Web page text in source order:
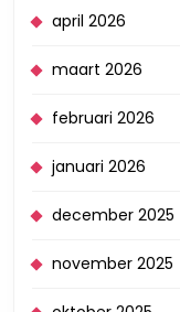
april 2026
maart 2026
februari 2026
januari 2026
december 2025
november 2025